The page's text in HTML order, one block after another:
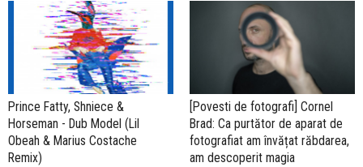
Prince Fatty, Shniece &
Horseman - Dub Model (Lil
Obeah & Marius Costache
Remix)
[Povesti de fotografi] Cornel
Brad: Ca purtător de aparat de
fotografiat am învățat răbdarea,
am descoperit magia